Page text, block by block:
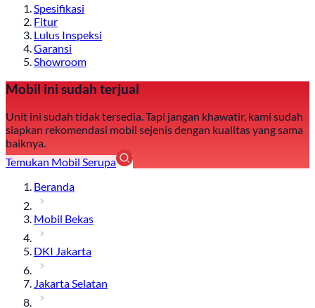
Spesifikasi
Fitur
Lulus Inspeksi
Garansi
Showroom
Mobil ini sudah terjual
Unit ini sudah tidak tersedia. Tapi jangan khawatir, kami sudah
siapkan rekomendasi mobil sejenis dengan kualitas yang sama
baiknya.
Temukan Mobil Serupa
Beranda
Mobil Bekas
DKI Jakarta
Jakarta Selatan